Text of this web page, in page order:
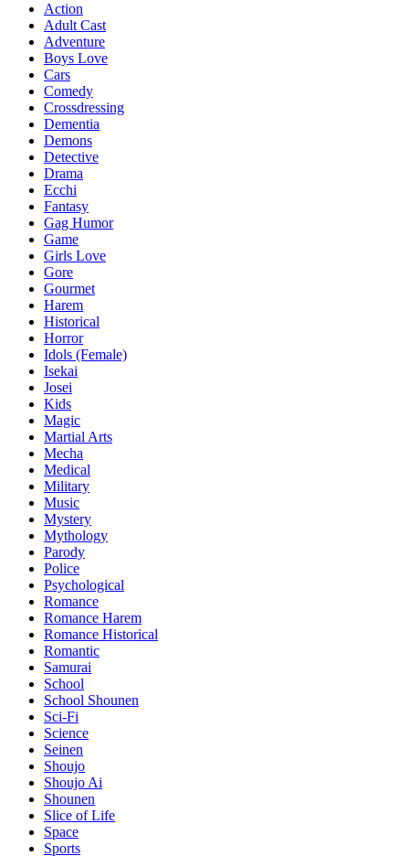
Action
Adult Cast
Adventure
Boys Love
Cars
Comedy
Crossdressing
Dementia
Demons
Detective
Drama
Ecchi
Fantasy
Gag Humor
Game
Girls Love
Gore
Gourmet
Harem
Historical
Horror
Idols (Female)
Isekai
Josei
Kids
Magic
Martial Arts
Mecha
Medical
Military
Music
Mystery
Mythology
Parody
Police
Psychological
Romance
Romance Harem
Romance Historical
Romantic
Samurai
School
School Shounen
Sci-Fi
Science
Seinen
Shoujo
Shoujo Ai
Shounen
Slice of Life
Space
Sports